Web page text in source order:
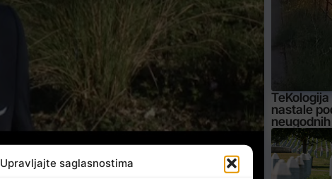
Upravljajte saglasnostima
nastale
neugodnih